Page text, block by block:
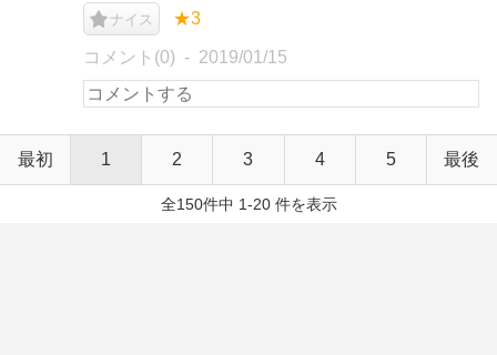
ナイス ★3
コメント(0) 2019/01/15
最初 1 2 3 4 5 最後
全150件中 1-20 件を表示